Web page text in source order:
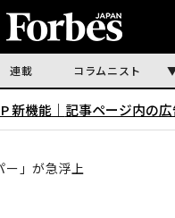
連載 コラムニスト
新機能｜ 記事ページ内の
ー」が急浮上